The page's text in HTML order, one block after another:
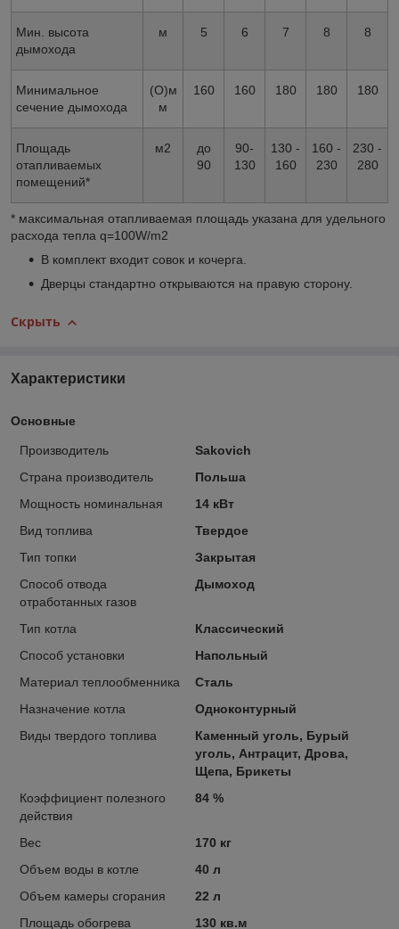
Мин. высота
дымохода
м 5 6 7 8 8
Минимальное
сечение дымохода
(O)м
м
160 160 180 180 180
Площадь
отапливаемых
помещений*
м2
до
90
90-
130
130 -
160
160 -
230
230 -
280
* максимальная отапливаемая площадь указана для удельного
расхода тепла q=100W/m2
В комплект входит совок и кочерга.
Дверцы стандартно открываются на правую сторону.
Скрыть
Характеристики
Основные
Производитель
Sakovich
Страна производитель
Польша
Мощность номинальная
14 кВт
Вид топлива
Твердое
Тип топки
Закрытая
Способ отвода
отработанных газов
Дымоход
Тип котла
Классический
Способ установки
Напольный
Материал теплообменника
Сталь
Назначение котла
Одноконтурный
Виды твердого топлива
Каменный уголь, Бурый
уголь, Антрацит, Дрова,
Щепа, Брикеты
Коэффициент полезного
действия
84 %
Вес
170 кг
Объем воды в котле
40 л
Объем камеры сгорания
22 л
Площадь обогрева
130 кв.м